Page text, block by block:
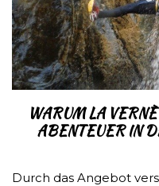
WARUM LA
ABENTEUER IN
Durch das Angebot